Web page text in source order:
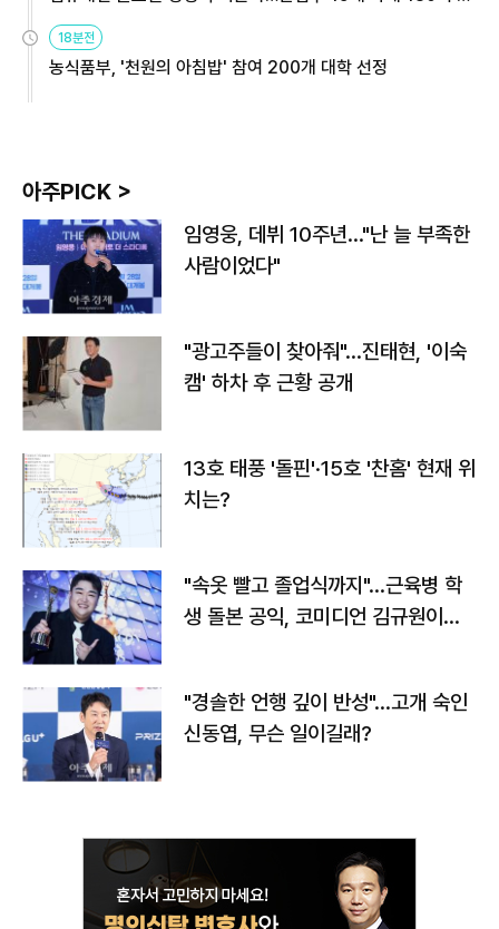
18분전
농식품부, '천원의 아침밥' 참여 200개 대학 선정
아주PICK >
임영웅, 데뷔 10주년…"난 늘 부족한
사람이었다"
"광고주들이 찾아줘"…진태현, '이숙
캠' 하차 후 근황 공개
13호 태풍 '돌핀'·15호 '찬홈' 현재 위
치는?
"속옷 빨고 졸업식까지"…근육병 학
생 돌본 공익, 코미디언 김규원이었
"경솔한 언행 깊이 반성"…고개 숙인
신동엽, 무슨 일이길래?